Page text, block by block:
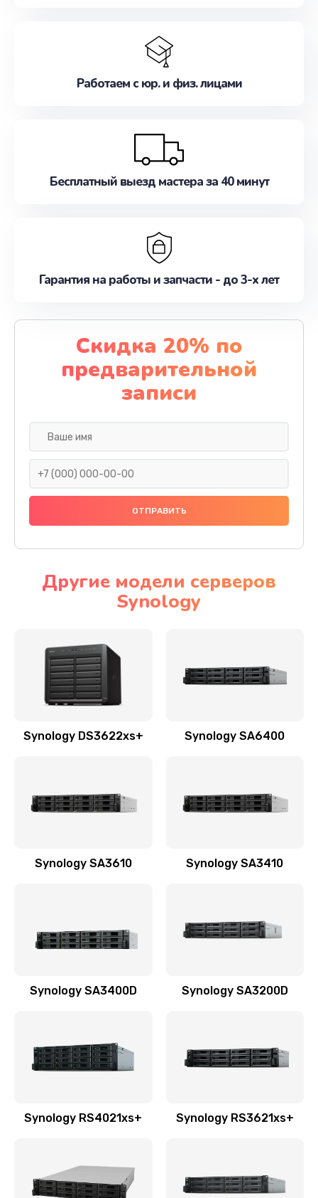
Работаем с юр. и физ. лицами
Бесплатный выезд мастера за 40 минут
Гарантия на работы и запчасти - до 3-х лет
Скидка 20% по
предварительной
записи
Другие модели серверов
Synology
Synology DS3622xs+ Synology SA6400
Synology SA3610 Synology SA3410
Synology SA3400D Synology SA3200D
Synology RS4021xs+ Synology RS3621xs+